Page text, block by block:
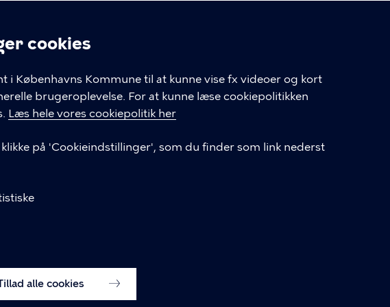
cookies
i Københavns Kommune til at kunne vise fx videoer og kort
brugeroplevelse. For at kunne læse cookiepolitikken
Læs hele vores cookiepolitik her
på 'Cookieindstillinger', som du finder som link nederst
alle cookies
GENVEJE
Hvis du vil klage